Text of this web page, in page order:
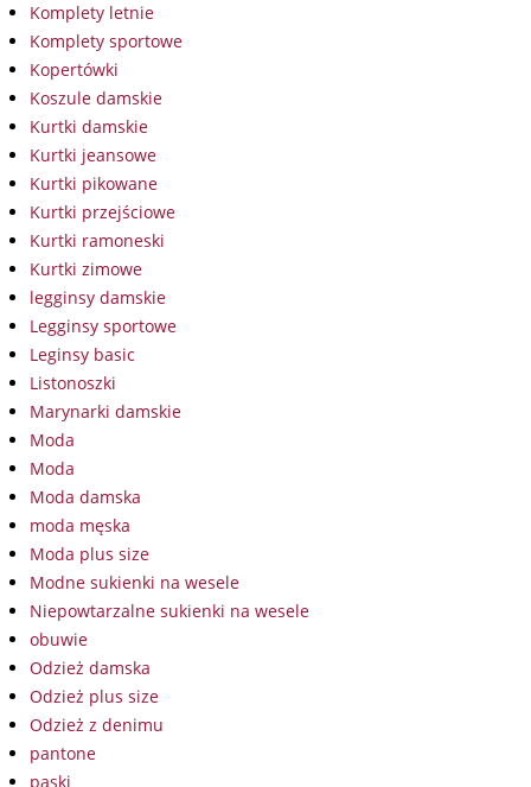
Komplety letnie
Komplety sportowe
Kopertówki
Koszule damskie
Kurtki damskie
Kurtki jeansowe
Kurtki pikowane
Kurtki przejściowe
Kurtki ramoneski
Kurtki zimowe
legginsy damskie
Legginsy sportowe
Leginsy basic
Listonoszki
Marynarki damskie
Moda
Moda
Moda damska
moda męska
Moda plus size
Modne sukienki na wesele
Niepowtarzalne sukienki na wesele
obuwie
Odzież damska
Odzież plus size
Odzież z denimu
pantone
paski